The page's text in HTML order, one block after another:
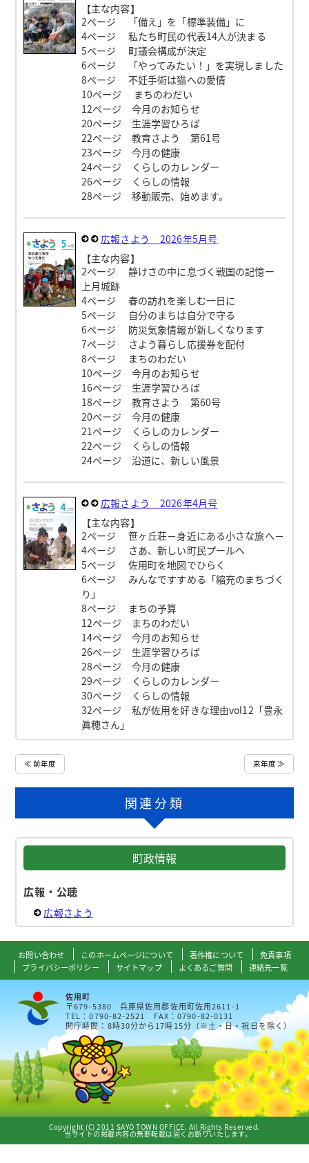
【主な内容】
2ページ 「備え」を「標準装備」に
4ページ 私たち町民の代表14人が決まる
5ページ 町議会構成が決定
6ページ 「やってみたい！」を実現しました
8ページ 不妊手術は猫への愛情
10ページ まちのわだい
12ページ 今月のお知らせ
20ページ 生涯学習ひろば
22ページ 教育さよう 第61号
23ページ 今月の健康
24ページ くらしのカレンダー
26ページ くらしの情報
28ページ 移動販売、始めます。
広報さよう 2026年5月号
【主な内容】
2ページ 静けさの中に息づく戦国の記憶ー
上月城跡
4ページ 春の訪れを楽しむ一日に
5ページ 自分のまちは自分で守る
6ページ 防災気象情報が新しくなります
7ページ さよう暮らし応援券を配付
8ページ まちのわだい
10ページ 今月のお知らせ
16ページ 生涯学習ひろば
18ページ 教育さよう 第60号
20ページ 今月の健康
21ページ くらしのカレンダー
22ページ くらしの情報
24ページ 沿道に、新しい風景
広報さよう 2026年4月号
【主な内容】
2ページ 笹ヶ丘荘－身近にある小さな旅へ－
4ページ さあ、新しい町民プールへ
5ページ 佐用町を地図でひらく
6ページ みんなですすめる「縮充のまちづく
り」
8ページ まちの予算
12ページ まちのわだい
14ページ 今月のお知らせ
26ページ 生涯学習ひろば
28ページ 今月の健康
29ページ くらしのカレンダー
30ページ くらしの情報
32ページ 私が佐用を好きな理由vol12「豊永
眞穂さん」
≪ 前年度 来年度 ≫
関連分類
町政情報
広報・公聴
広報さよう
お問い合わせ このホームページについて 著作権について
免責事項
プライバシーポリシー
サイトマップ よくあるご質問 連絡先一覧
佐用町
〒679-5380 兵庫県佐用郡佐用町佐用2611-1
TEL：0790-82-2521 FAX：0790-82-0131
開庁時間：8時30分から17時15分（※土・日・祝日を除く）
Copyright (C) 2011 SAYO TOWN OFFICE. All Rights Reserved.
当サイトの掲載内容の無断転載は固くお断りいたします。